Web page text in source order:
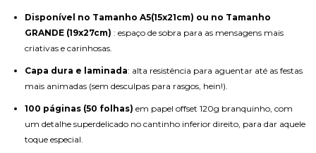
Disponível no Tamanho A5(15x21cm) ou no Tamanho
GRANDE (19x27cm) : espaço de sobra para as mensagens mais
criativas e carinhosas.
Capa dura e laminada: alta resistência para aguentar até as festas
mais animadas (sem desculpas para rasgos, hein!).
100 páginas (50 folhas) em papel offset 120g branquinho, com
um detalhe superdelicado no cantinho inferior direito, para dar aquele
toque especial.